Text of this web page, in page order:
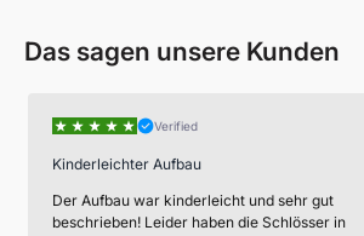
Rundum ansprechend dank
EinfacheSelbstmontage
Wetterbeständig, langlebig und
Hergestellt in derEU
Für alle anderen Produkte übernehmen
Mülltonnenboxen,
andere Artikel handelt.
Unsere Mülltonnenboxen,
Das sagen unsere Kunden
Verified
Kinderleichter Aufbau
Der Aufbau war kinderleicht und sehr gut
beschrieben! Leider haben die Schlösser in